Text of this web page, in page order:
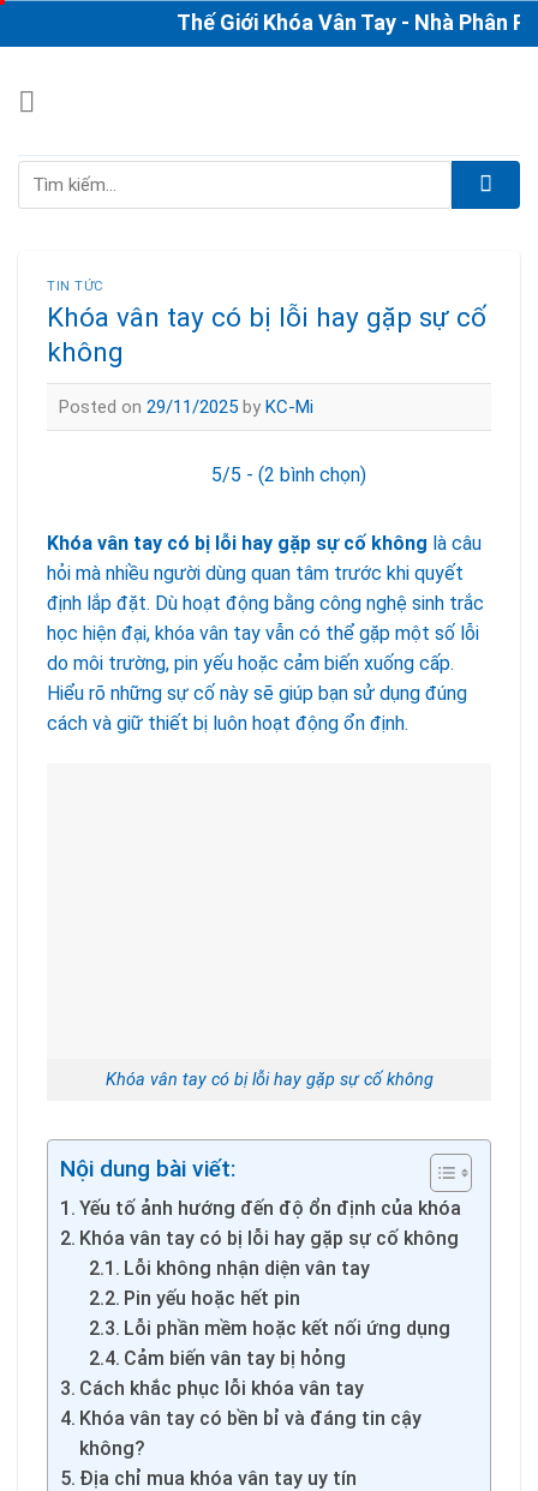
to
Thế Giới Khóa Vân Tay - Nhà Phân Phối
Tìm
TIN TỨC
Khóa vân tay có bị lỗi hay gặp sự cố
không
Posted on 29/11/2025 by KC-Mi
5/5 - (2 bình chọn)
Khóa vân tay có bị lỗi hay gặp sự cố không là câu
hỏi mà nhiều người dùng quan tâm trước khi quyết
định lắp đặt. Dù hoạt động bằng công nghệ sinh trắc
học hiện đại, khóa vân tay vẫn có thể gặp một số lỗi
do môi trường, pin yếu hoặc cảm biến xuống cấp.
Hiểu rõ những sự cố này sẽ giúp bạn sử dụng đúng
cách và giữ thiết bị luôn hoạt động ổn định.
Khóa vân tay có bị lỗi hay gặp sự cố không
Nội dung bài viết:
Yếu tố ảnh hướng đến độ ổn định của khóa
Khóa vân tay có bị lỗi hay gặp sự cố không
Lỗi không nhận diện vân tay
Pin yếu hoặc hết pin
Lỗi phần mềm hoặc kết nối ứng dụng
Cảm biến vân tay bị hỏng
Cách khắc phục lỗi khóa vân tay
Khóa vân tay có bền bỉ và đáng tin cậy
không?
Địa chỉ mua khóa vân tay uy tín